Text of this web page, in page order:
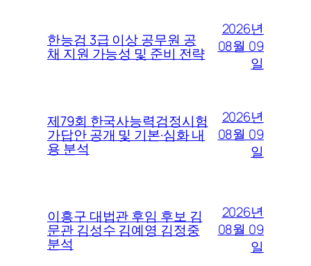
한능검 3급 이상 공무원 공
채 지원 가능성 및 준비 전략
2026년
08월 09
일
제79회 한국사능력검정시험
가답안 공개 및 기본·심화 내
용 분석
2026년
08월 09
일
이흥구 대법관 후임 후보 김
문관 김성수 김예영 김정중
분석
2026년
08월 09
일